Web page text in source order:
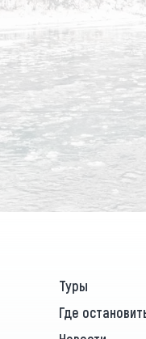
Туры
Где